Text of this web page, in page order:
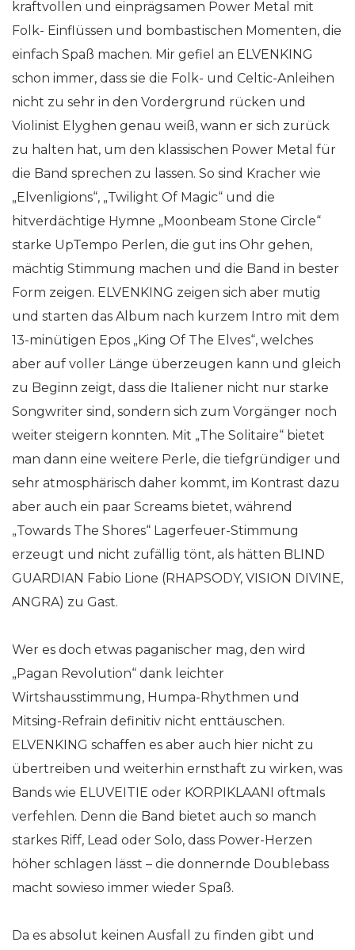
kraftvollen und einprägsamen Power Metal mit
Folk- Einflüssen und bombastischen Momenten, die
einfach Spaß machen. Mir gefiel an ELVENKING
schon immer, dass sie die Folk- und Celtic-Anleihen
nicht zu sehr in den Vordergrund rücken und
Violinist Elyghen genau weiß, wann er sich zurück
zu halten hat, um den klassischen Power Metal für
die Band sprechen zu lassen. So sind Kracher wie
„Elvenligions“, „Twilight Of Magic“ und die
hitverdächtige Hymne „Moonbeam Stone Circle“
starke UpTempo Perlen, die gut ins Ohr gehen,
mächtig Stimmung machen und die Band in bester
Form zeigen. ELVENKING zeigen sich aber mutig
und starten das Album nach kurzem Intro mit dem
13-minütigen Epos „King Of The Elves“, welches
aber auf voller Länge überzeugen kann und gleich
zu Beginn zeigt, dass die Italiener nicht nur starke
Songwriter sind, sondern sich zum Vorgänger noch
weiter steigern konnten. Mit „The Solitaire“ bietet
man dann eine weitere Perle, die tiefgründiger und
sehr atmosphärisch daher kommt, im Kontrast dazu
aber auch ein paar Screams bietet, während
„Towards The Shores“ Lagerfeuer-Stimmung
erzeugt und nicht zufällig tönt, als hätten BLIND
GUARDIAN Fabio Lione (RHAPSODY, VISION DIVINE,
ANGRA) zu Gast.
Wer es doch etwas paganischer mag, den wird
„Pagan Revolution“ dank leichter
Wirtshausstimmung, Humpa-Rhythmen und
Mitsing-Refrain definitiv nicht enttäuschen.
ELVENKING schaffen es aber auch hier nicht zu
übertreiben und weiterhin ernsthaft zu wirken, was
Bands wie ELUVEITIE oder KORPIKLAANI oftmals
verfehlen. Denn die Band bietet auch so manch
starkes Riff, Lead oder Solo, dass Power-Herzen
höher schlagen lässt – die donnernde Doublebass
macht sowieso immer wieder Spaß.
Da es absolut keinen Ausfall zu finden gibt und